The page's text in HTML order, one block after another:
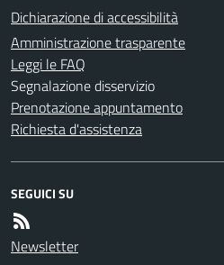
Dichiarazione di accessibilità
Amministrazione trasparente
Leggi le FAQ
Segnalazione disservizio
Prenotazione appuntamento
Richiesta d'assistenza
SEGUICI SU
Newsletter